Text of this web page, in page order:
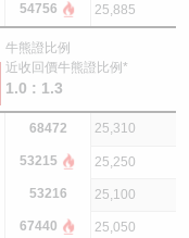
54756 25,885
牛熊證比例
近收回價牛熊證比例*
1.0 : 1.3
68472 25,310
53215 25,250
53216 25,100
67440 25,050